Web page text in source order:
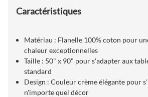
Caractéristiques
Matériau : Flanelle 100% coton pour
chaleur exceptionnelles
Taille : 50" x 90" pour s'adapter aux
standard
Design : Couleur crème élégante pour
n'importe quel décor